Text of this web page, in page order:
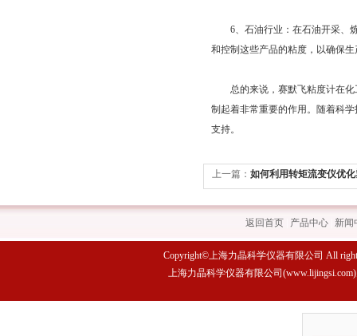
6、石油行业：在石油开采、炼
和控制这些产品的粘度，以确保
总的来说，赛默飞粘度计在化
制起着非常重要的作用。随着科
支持。
上一篇： 如何利用转矩流变仪优
返回首页 产品中心 新闻
Copyright©上海力晶科学仪器有限公司 All
上海力晶科学仪器有限公司